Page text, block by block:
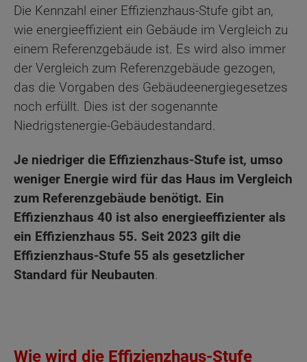
Die Kenn­zahl einer Effizienz­haus-Stufe gibt an,
wie energie­effizient ein Gebäude im Vergleich zu
einem Referenz­gebäude ist. Es wird also immer
der Vergleich zum Referenzgebäude gezogen,
das die Vorgaben des Gebäudeenergiegesetzes
noch erfüllt. Dies ist der sogenannte
Niedrigstenergie-Gebäudestandard.
Je niedriger die Effizienzhaus-Stufe ist, umso
weniger Energie wird für das Haus im Vergleich
zum Referenzgebäude benötigt. Ein
Effizienzhaus 40 ist also energieeffizienter als
ein Effizienzhaus 55. Seit 2023 gilt die
Effizienzhaus-Stufe 55 als gesetzlicher
Standard für Neubauten.
Wie wird die Effizienzhaus-Stufe